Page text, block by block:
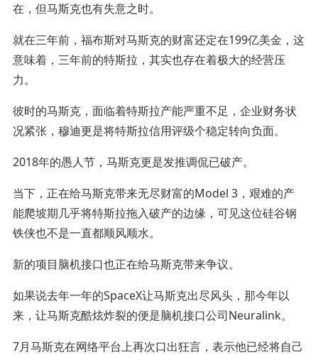
在，但马斯克也有失意之时。
就在三年前，福布斯对马斯克的财富还定在199亿美金，这
意味着，三年前的特斯拉，其实也存在着极大的经营压
力。
彼时的马斯克，面临着特斯拉产能严重不足，企业财务状
况紧张，穆迪更是将特斯拉信用评级个稳定转向负面。
2018年的愚人节，马斯克更是发推调侃已破产。
当下，正在给马斯克带来无尽财富的Model 3，艰难的产
能爬坡期几乎将特斯拉拖入破产的边缘，可见这位硅谷钢
铁侠也不是一直都顺风顺水。
新的项目脑机接口也正在给马斯克带来争议。
如果说去年一年的SpaceX让马斯克出尽风头，那今年以
来，让马斯克酷炫炸裂的便是脑机接口公司Neuralink。
7月马斯克在网络平台上再次口出狂言，表示他已经将自己